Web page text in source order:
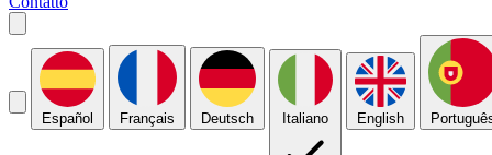
Español Français Deutsch Italiano English